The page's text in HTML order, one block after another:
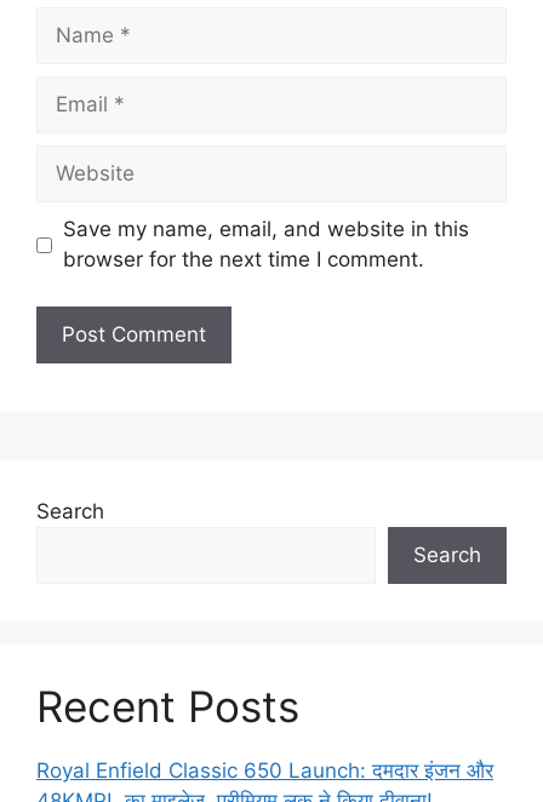
Name
Email
Website
Save my name, email, and website in this
browser for the next time I comment.
Search
Search
Recent Posts
Royal Enfield Classic 650 Launch: दमदार इंजन और